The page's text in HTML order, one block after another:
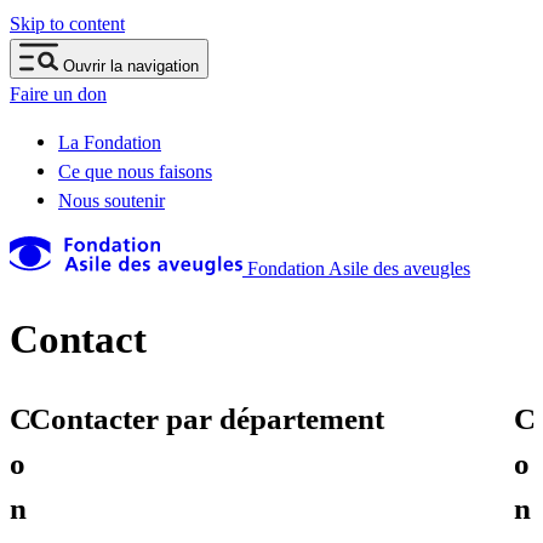
Skip to content
Ouvrir la navigation
Faire un don
La Fondation
Ce que nous faisons
Nous soutenir
Fondation Asile des aveugles
Contact
C
o
n
Contacter par département
C
o
n